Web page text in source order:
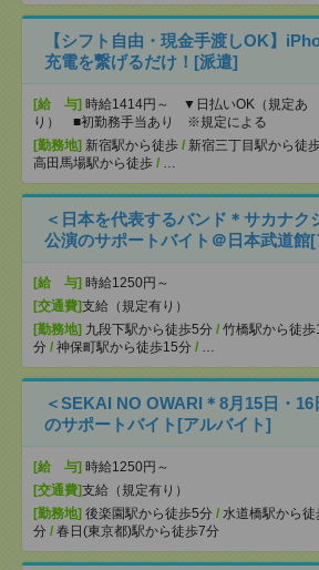
【シフト自由・現金手渡しOK】
充電を繋げるだけ！[派遣]
[給 与] 時給1414円～ ▼日払いOK（規定あ
り） ■初勤務手当あり ※規定による
[勤務地] 新宿駅から徒歩 / 新宿三丁目駅から徒
高田馬場駅から徒歩 / …
＜日本を代表するバンド＊サカナク
公演のサポートバイト＠日本武道館
[給 与] 時給1250円～
[交通費]支給（規定有り）
[勤務地] 九段下駅から徒歩5分 / 竹橋駅から徒歩
分 / 神保町駅から徒歩15分 / …
＜SEKAI NO OWARI＊8月15日・
のサポートバイト[アルバイト]
[給 与] 時給1250円～
[交通費]支給（規定有り）
[勤務地] 後楽園駅から徒歩5分 / 水道橋駅から徒
分 / 春日(東京都)駅から徒歩7分